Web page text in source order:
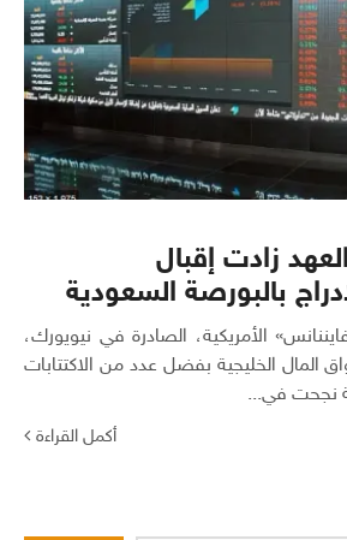
زادت إقبال
بالبورصة السعودية
الأمريكية، الصادرة في نيويورك،
المال الخليجية بفضل عدد من الاكتتابات
نجحت في...
أكمل القراءة